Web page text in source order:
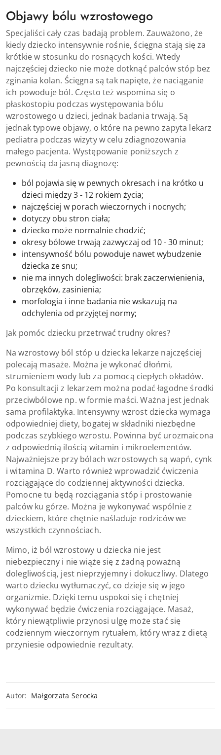
Objawy bólu wzrostowego
Specjaliści cały czas badają problem. Zauważono, że
kiedy dziecko intensywnie rośnie, ścięgna stają się za
krótkie w stosunku do rosnących kości. Wtedy
najczęściej dziecko nie może dotknąć palców stóp bez
zginania kolan. Ścięgna są tak napięte, że naciąganie
ich powoduje ból. Często też wspomina się o
płaskostopiu podczas występowania bólu
wzrostowego u dzieci, jednak badania trwają. Są
jednak typowe objawy, o które na pewno zapyta lekarz
pediatra podczas wizyty w celu zdiagnozowania
małego pacjenta. Występowanie poniższych z
pewnością da jasną diagnozę:
ból pojawia się w pewnych okresach i na krótko u
dzieci między 3 - 12 rokiem życia;
najczęściej w porach wieczornych i nocnych;
dotyczy obu stron ciała;
dziecko może normalnie chodzić;
okresy bólowe trwają zazwyczaj od 10 - 30 minut;
intensywność bólu powoduje nawet wybudzenie
dziecka ze snu;
nie ma innych dolegliwości: brak zaczerwienienia,
obrzęków, zasinienia;
morfologia i inne badania nie wskazują na
odchylenia od przyjętej normy;
Jak pomóc dziecku przetrwać trudny okres?
Na wzrostowy ból stóp u dziecka lekarze najczęściej
polecają masaże. Można je wykonać dłońmi,
strumieniem wody lub za pomocą ciepłych okładów.
Po konsultacji z lekarzem można podać łagodne środki
przeciwbólowe np. w formie maści. Ważna jest jednak
sama profilaktyka. Intensywny wzrost dziecka wymaga
odpowiedniej diety, bogatej w składniki niezbędne
podczas szybkiego wzrostu. Powinna być urozmaicona
z odpowiednią ilością witamin i mikroelementów.
Najważniejsze przy bólach wzrostowych są wapń, cynk
i witamina D. Warto również wprowadzić ćwiczenia
rozciągające do codziennej aktywności dziecka.
Pomocne tu będą rozciągania stóp i prostowanie
palców ku górze. Można je wykonywać wspólnie z
dzieckiem, które chętnie naśladuje rodziców we
wszystkich czynnościach.
Mimo, iż ból wzrostowy u dziecka nie jest
niebezpieczny i nie wiąże się z żadną poważną
dolegliwością, jest nieprzyjemny i dokuczliwy. Dlatego
warto dziecku wytłumaczyć, co dzieje się w jego
organizmie. Dzięki temu uspokoi się i chętniej
wykonywać będzie ćwiczenia rozciągające. Masaż,
który niewątpliwie przynosi ulgę może stać się
codziennym wieczornym rytuałem, który wraz z dietą
przyniesie odpowiednie rezultaty.
Autor: Małgorzata Serocka